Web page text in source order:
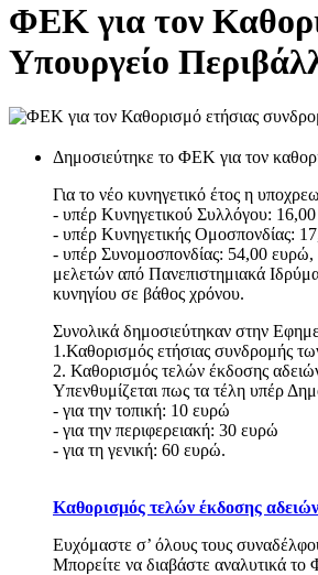
ΦΕΚ για τον
Υπουργείο
Δημοσιεύτηκε το ΦΕΚ για τον
Για το νέο κυνηγετικό έτος η
- υπέρ Κυνηγετικού Συλλόγου:
- υπέρ Κυνηγετικής Ομοσπονδίας:
- υπέρ Συνομοσπονδίας: 54,00
μελετών από Πανεπιστημιακά
κυνηγίου σε βάθος χρόνου.
Συνολικά δημοσιεύτηκαν στην
1.Καθορισμός ετήσιας συνδρομής
2. Καθορισμός τελών έκδοσης
Υπενθυμίζεται πως τα τέλη υπέρ
- για την τοπική: 10 ευρώ
- για την περιφερειακή: 30 ευρώ
- για τη γενική: 60 ευρώ.
Καθορισμός τελών έκδοσης αδειών
Ευχόμαστε σ’ όλους τους
Μπορείτε να διαβάστε αναλυτικά